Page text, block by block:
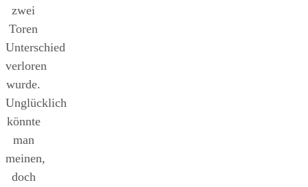
zwei
Toren
Unterschied
verloren
wurde.
Unglücklich
könnte
man
meinen,
doch